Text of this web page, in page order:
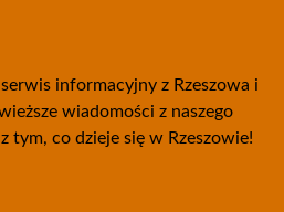
informacyjny z Rzeszowa i
wiadomości z naszego
tym, co dzieje się w Rzeszowie!